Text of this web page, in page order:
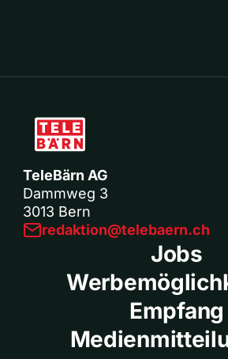
TeleBärn AG
Dammweg 3
3013 Bern
redaktion@telebaern.ch
Jobs
Empfang